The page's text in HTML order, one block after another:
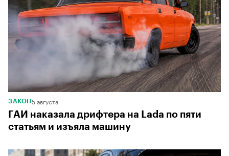
ЗАКОН 5 августа
ГАИ наказала дрифтера на Lada по пяти
статьям и изъяла машину